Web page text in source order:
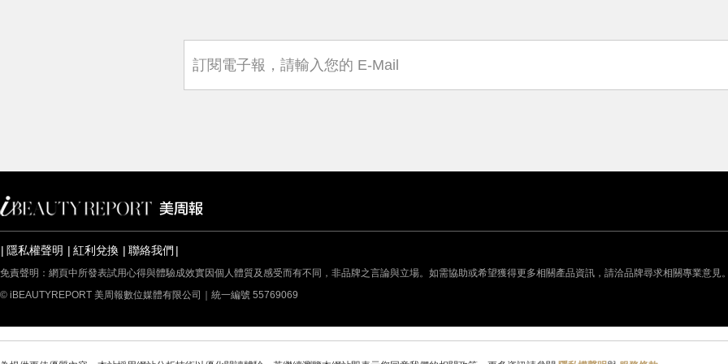
隱私權聲明 紅利兌換 聯絡我們
免責聲明：網頁中所發表試用心得與體驗成效實因個人體質及感受而有不同，非品牌之言論與立場。如需協助或希望獲得更多相關產品資訊，請洽品牌尋求相關專業意見
© iBEAUTYREPORT 美周報數位媒體有限公司｜統一編號 55769069